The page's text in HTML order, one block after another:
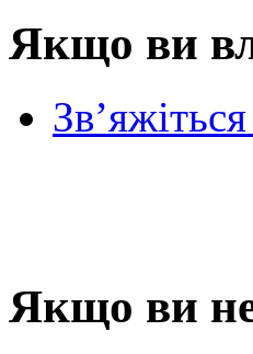
Якщо ви
Якщо ви